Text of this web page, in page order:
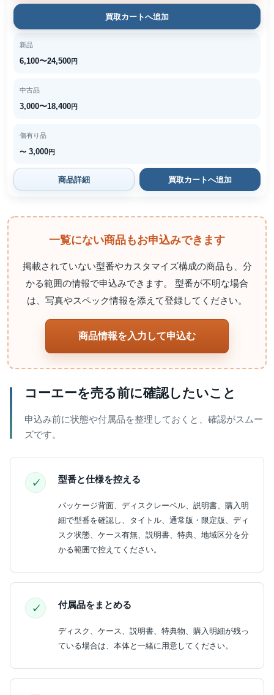
買取カートへ追加
新品
6,100〜24,500円
中古品
3,000〜18,400円
傷有り品
〜 3,000円
商品詳細 買取カートへ追加
一覧にない商品もお申込みできます
掲載されていない型番やカスタマイズ構成の商品も、分
かる範囲の情報で申込みできます。 型番が不明な場合
は、写真やスペック情報を添えて登録してください。
商品情報を入力して申込む
コーエーを売る前に確認したいこと
申込み前に状態や付属品を整理しておくと、確認がスムー
ズです。
型番と仕様を控える
パッケージ背面、ディスクレーベル、説明書、購入明
細で型番を確認し、タイトル、通常版・限定版、ディ
スク状態、ケース有無、説明書、特典、地域区分を分
かる範囲で控えてください。
付属品をまとめる
ディスク、ケース、説明書、特典物、購入明細が残っ
ている場合は、本体と一緒に用意してください。